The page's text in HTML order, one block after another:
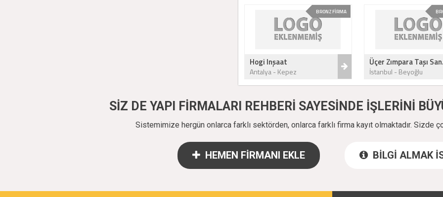
BRONZ FİRMA
Hogi Inşaat
Antalya - Kepez
Üçer Zımpara Taşı
İstanbul - Beyoğlu
SİZ DE YAPI FİRMALARI REHBERİ SAYESİNDE İŞLERİNİ
Sistemimize hergün onlarca farklı sektörden, onlarca farklı firma kayıt olmaktadır. Sizde
HEMEN FİRMANI EKLE BİLGİ ALMAK